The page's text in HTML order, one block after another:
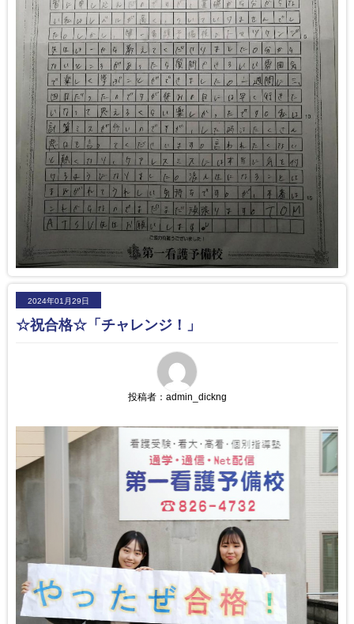
2024年01月29日
☆祝合格☆「チャレンジ！」
投稿者： admin_dickng